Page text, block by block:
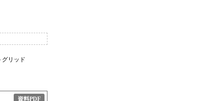
グリッド
資料PDF